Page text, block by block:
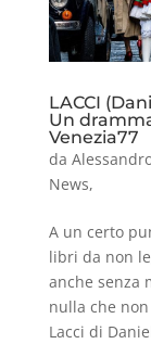
LACCI
Un
Venezia77
da
News,
A un certo
libri da non
anche senza
nulla che
Lacci di